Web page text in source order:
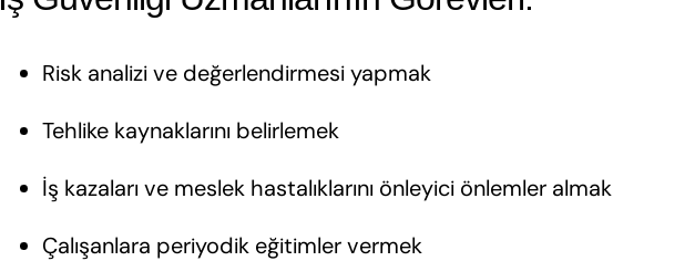
Risk analizi ve değerlendirmesi yapmak
Tehlike kaynaklarını belirlemek
İş kazaları ve meslek hastalıklarını önleyici önlemler almak
Çalışanlara periyodik eğitimler vermek